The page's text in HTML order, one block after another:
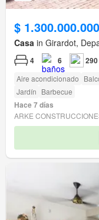
$ 1.300.000.000
Casa in Girardot,
4 6 290
Aire acondicionado
Jardín Barbecue
Hace 7 días
ARKE